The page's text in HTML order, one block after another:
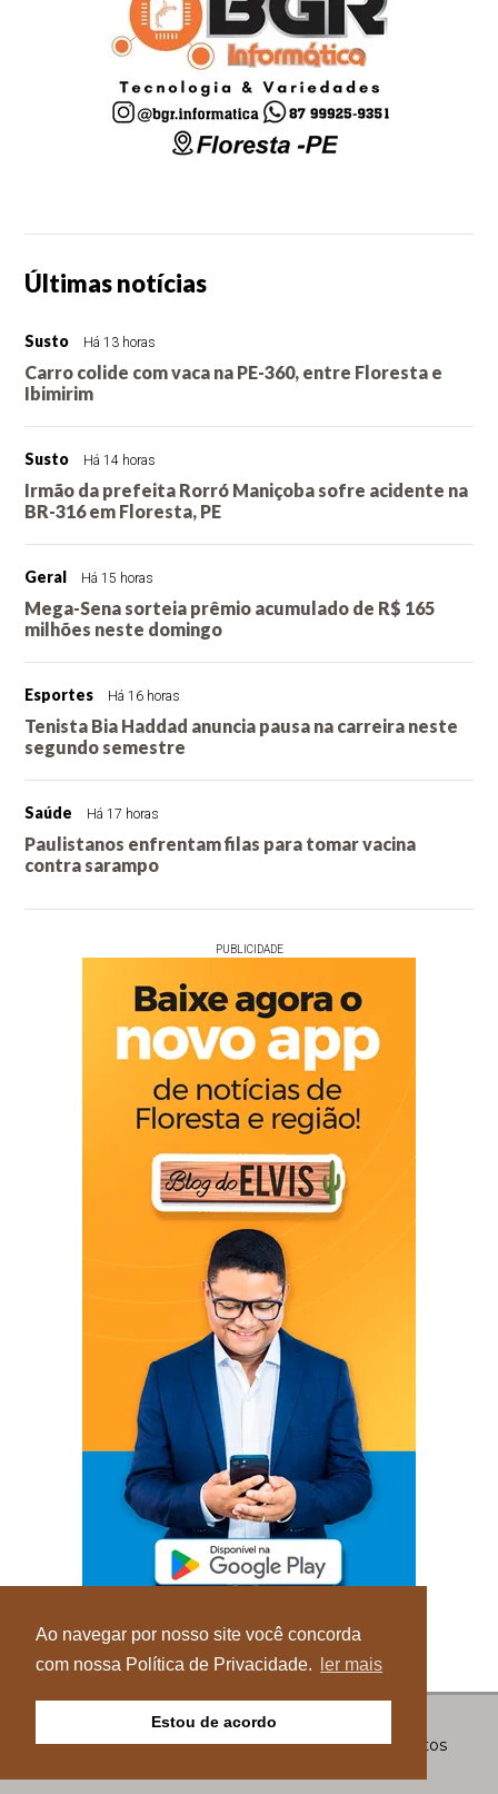
Ao navegar por nosso site você concorda
com nossa Política de Privacidade.
ler mais
Estou de acordo
Últimas notícias
Susto Há 13 horas
Carro colide com vaca na PE-360, entre Floresta e
Ibimirim
Susto Há 14 horas
Irmão da prefeita Rorró Maniçoba sofre acidente na
BR-316 em Floresta, PE
Geral Há 15 horas
Mega-Sena sorteia prêmio acumulado de R$ 165
milhões neste domingo
Esportes Há 16 horas
Tenista Bia Haddad anuncia pausa na carreira neste
segundo semestre
Saúde Há 17 horas
Paulistanos enfrentam filas para tomar vacina
contra sarampo
PUBLICIDADE
© Copyright 2026 - Blog do Elvis - Todos os direitos